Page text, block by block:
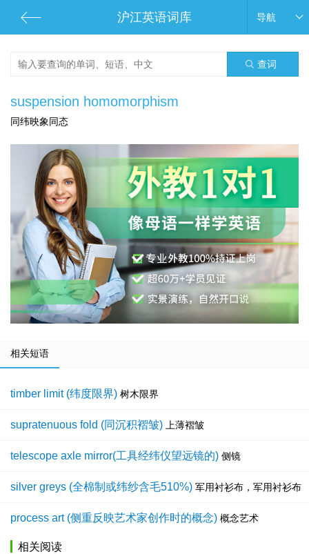
沪江英语词库 导航
查词
suspension homomorphism
同纬映象同态
相关短语
timber limit (纬度限界) 树木限界
supratenuous fold (同沉积褶皱) 上薄褶皱
telescope axle mirror(工具经纬仪望远镜的) 侧镜
silver greys (全棉制或纬纱含毛510%) 军用衬衫布，军用衬衫布
process art (侧重反映艺术家创作时的概念) 概念艺术
相关阅读